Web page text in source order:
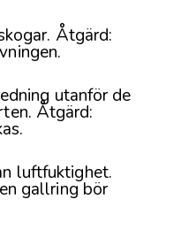
Åtgärd:
utanför de
Åtgärd:
luftfuktighet.
gallring bör